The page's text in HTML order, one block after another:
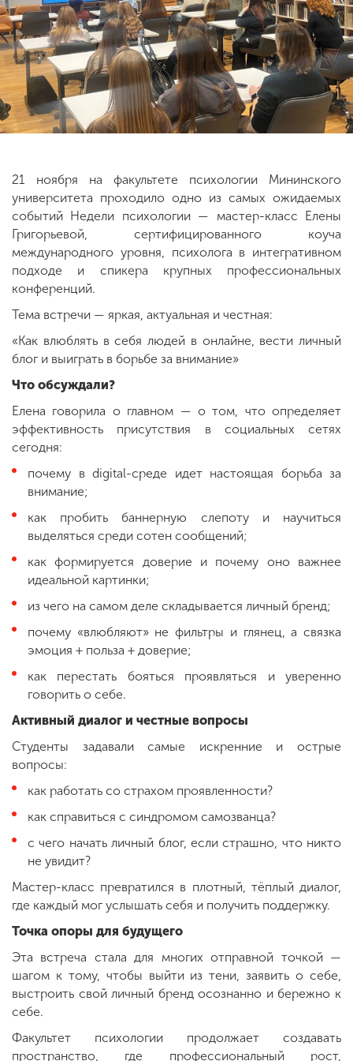
ENG SPN CHI
Приемная
21 ноября на факультете психологии Мининского
университета проходило одно из самых ожидаемых
событий Недели психологии — мастер-класс Елены
Григорьевой, сертифицированного коуча
международного уровня, психолога в интегративном
подходе и спикера крупных профессиональных
конференций.
Тема встречи — яркая, актуальная и честная:
«Как влюблять в себя людей в онлайне, вести личный
блог и выиграть в борьбе за внимание»
Что обсуждали?
Елена говорила о главном — о том, что определяет
эффективность присутствия в социальных сетях
сегодня:
почему в digital-среде идет настоящая борьба за
внимание;
как пробить баннерную слепоту и научиться
выделяться среди сотен сообщений;
как формируется доверие и почему оно важнее
идеальной картинки;
из чего на самом деле складывается личный бренд;
почему «влюбляют» не фильтры и глянец, а связка
эмоция + польза + доверие;
как перестать бояться проявляться и уверенно
говорить о себе.
Активный диалог и честные вопросы
Студенты задавали самые искренние и острые
вопросы:
как работать со страхом проявленности?
как справиться с синдромом самозванца?
с чего начать личный блог, если страшно, что никто
не увидит?
Мастер-класс превратился в плотный, тёплый диалог,
где каждый мог услышать себя и получить поддержку.
Точка опоры для будущего
Эта встреча стала для многих отправной точкой —
шагом к тому, чтобы выйти из тени, заявить о себе,
выстроить свой личный бренд осознанно и бережно к
себе.
Факультет психологии продолжает создавать
пространство, где профессиональный рост,